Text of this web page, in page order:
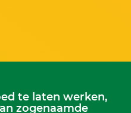
te laten werken,
zogenaamde